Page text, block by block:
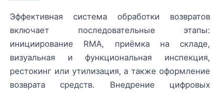
Эффективная система обработки возвратов
включает последовательные этапы:
инициирование RMA, приёмка на складе,
визуальная и функциональная инспекция,
рестокинг или утилизация, а также оформление
возврата средств. Внедрение цифровых